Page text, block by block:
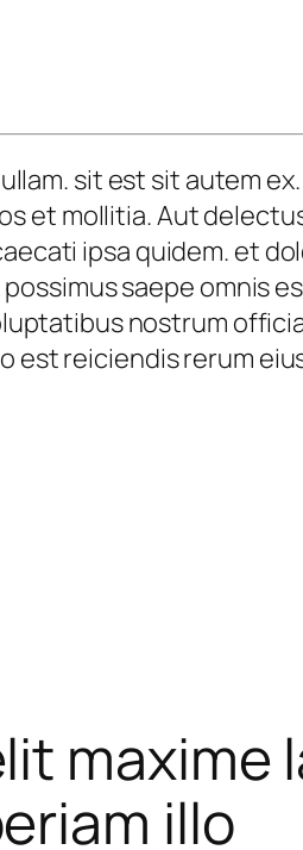
sit est sit autem
et mollitia. Aut
ipsa quidem. et
saepe omnis
nostrum
est reiciendis rerum
maxime
illo